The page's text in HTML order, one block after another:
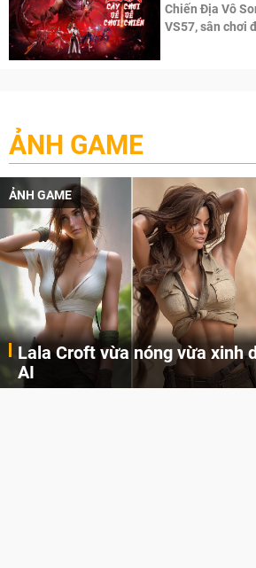
Chiến Địa Vô
VS57, sân chơi
ẢNH GAME
ẢNH GAME
Lala Croft vừa nóng vừa xinh
AI